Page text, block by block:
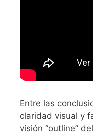
Entre las
claridad visual y
visión “outline”